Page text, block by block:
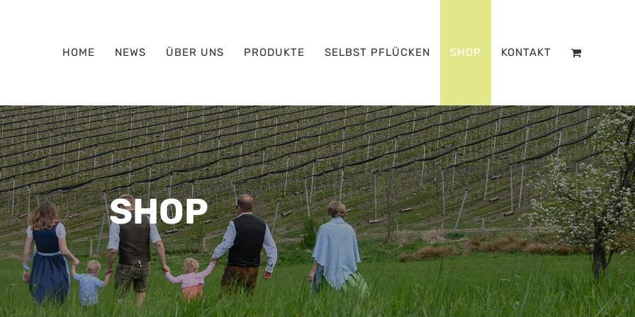
HOME NEWS ÜBER UNS PRODUKTE SELBST PFLÜCKEN SHOP KONTAKT
SHOP